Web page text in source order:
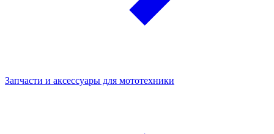
Запчасти и аксессуары для мототехники